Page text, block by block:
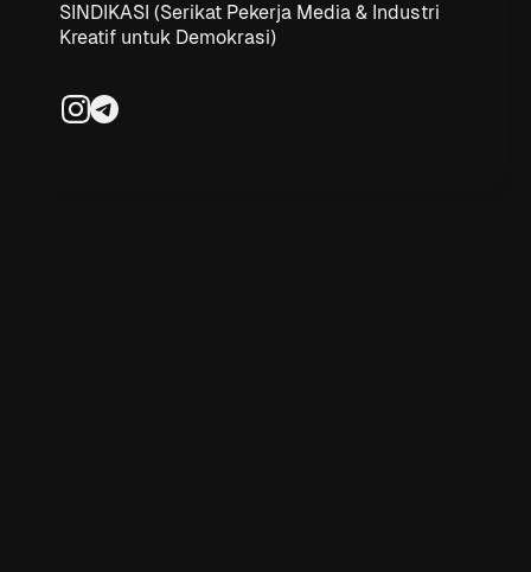
SINDIKASI (Serikat Pekerja Media & Industri
Kreatif untuk Demokrasi)